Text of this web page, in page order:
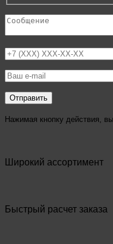
Нажимая кнопку действия,
Широкий ассортимент
Быстрый расчет заказа